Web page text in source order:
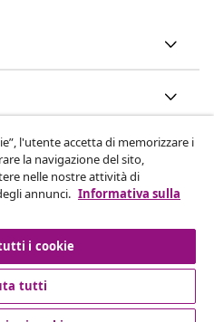
l'utente accetta di memorizzare i
la navigazione del sito,
nelle nostre attività di
annunci. Informativa sulla
i cookie
tutti